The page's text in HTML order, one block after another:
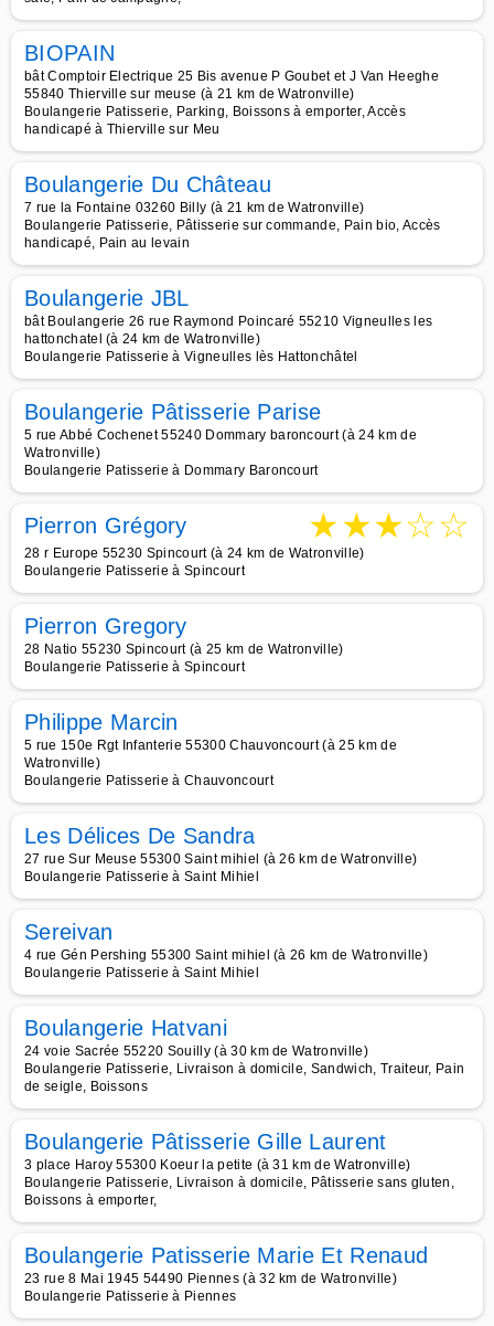
BIOPAIN
bât Comptoir Electrique 25 Bis avenue P Goubet et J Van Heeghe
55840 Thierville sur meuse (à 21 km de Watronville)
Boulangerie Patisserie, Parking, Boissons à emporter, Accès
handicapé à Thierville sur Meu
Boulangerie Du Château
7 rue la Fontaine 03260 Billy (à 21 km de Watronville)
Boulangerie Patisserie, Pâtisserie sur commande, Pain bio, Accès
handicapé, Pain au levain
Boulangerie JBL
bât Boulangerie 26 rue Raymond Poincaré 55210 Vigneulles les
hattonchatel (à 24 km de Watronville)
Boulangerie Patisserie à Vigneulles lès Hattonchâtel
Boulangerie Pâtisserie Parise
5 rue Abbé Cochenet 55240 Dommary baroncourt (à 24 km de
Watronville)
Boulangerie Patisserie à Dommary Baroncourt
Pierron Grégory ★★★☆☆
28 r Europe 55230 Spincourt (à 24 km de Watronville)
Boulangerie Patisserie à Spincourt
Pierron Gregory
28 Natio 55230 Spincourt (à 25 km de Watronville)
Boulangerie Patisserie à Spincourt
Philippe Marcin
5 rue 150e Rgt Infanterie 55300 Chauvoncourt (à 25 km de
Watronville)
Boulangerie Patisserie à Chauvoncourt
Les Délices De Sandra
27 rue Sur Meuse 55300 Saint mihiel (à 26 km de Watronville)
Boulangerie Patisserie à Saint Mihiel
Sereivan
4 rue Gén Pershing 55300 Saint mihiel (à 26 km de Watronville)
Boulangerie Patisserie à Saint Mihiel
Boulangerie Hatvani
24 voie Sacrée 55220 Souilly (à 30 km de Watronville)
Boulangerie Patisserie, Livraison à domicile, Sandwich, Traiteur, Pain
de seigle, Boissons
Boulangerie Pâtisserie Gille Laurent
3 place Haroy 55300 Koeur la petite (à 31 km de Watronville)
Boulangerie Patisserie, Livraison à domicile, Pâtisserie sans gluten,
Boissons à emporter,
Boulangerie Patisserie Marie Et Renaud
23 rue 8 Mai 1945 54490 Piennes (à 32 km de Watronville)
Boulangerie Patisserie à Piennes